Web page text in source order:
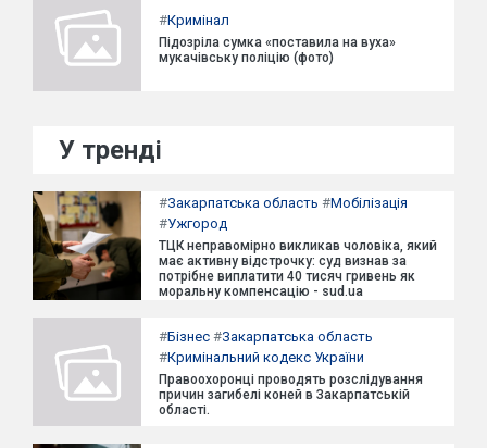
#Кримінал
Підозріла сумка «поставила на вуха»
мукачівську поліцію (фото)
У тренді
#Закарпатська область #Мобілізація
#Ужгород
ТЦК неправомірно викликав чоловіка, який
має активну відстрочку: суд визнав за
потрібне виплатити 40 тисяч гривень як
моральну компенсацію - sud.ua
#Бізнес #Закарпатська область
#Кримінальний кодекс України
Правоохоронці проводять розслідування
причин загибелі коней в Закарпатській
області.